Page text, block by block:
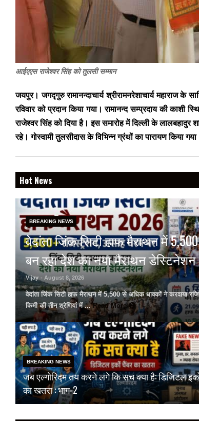
आईएएस राजेश्‍वर सिंह को तुलसी सम्‍मान
जयपुर। जगद्गुरु रामानन्दाचार्य श्रीरामनरेशाचार्य महाराज
रविवार को प्रदान किया गया। रामानन्द सम्प्रदाय की काशी
राजेश्वर सिंह को दिया है। इस समारोह में दिल्ली के लालबहादुर
रहे। गोस्वामी तुलसीदास के विभिन्न ग्रंथों का पारायण किया
Hot News
BREAKING NEWS
वेदांता जिंक सिटी हाफ मैराथन में
बन रहा देश का नया मैराथन डेस्टिनेशन
Vijay - August 8, 2026
वेदांता जिंक सिटी हाफ मैराथन में 5,500 से अधिक धावकों ने करवाया
किमी की तीन श्रेणियां में ... Read More
BREAKING NEWS
जब एल्गोरिद्म तय करने लगे कि सच क्या है: डिजिटल
का खतरा : भाग-2